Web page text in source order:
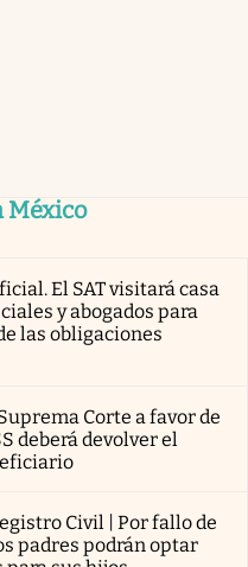
México
El SAT visitará casa
y abogados para
las obligaciones
Corte a favor de
deberá devolver el
Civil | Por fallo de
padres podrán optar